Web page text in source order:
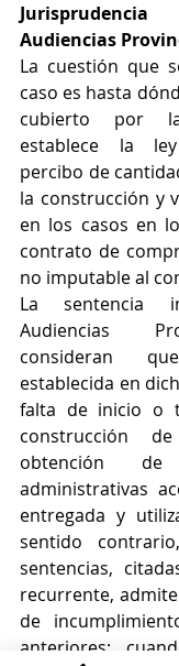
Audiencias
La cuestión que
caso es hasta
cubierto por
establece la
percibo de
la construcción y
en los casos en
contrato de
no imputable al
La sentencia
Audiencias
consideran
establecida en
falta de inicio o
construcción
obtención
administrativas
entregada y
sentido
sentencias,
recurrente,
de
anteriores: